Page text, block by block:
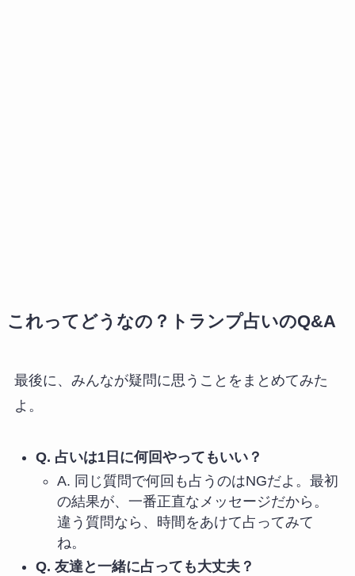
これってどうなの？トランプ占いのQ&A
最後に、みんなが疑問に思うことをまとめてみた
よ。
Q. 占いは1日に何回やってもいい？
A. 同じ質問で何回も占うのはNGだよ。最初
の結果が、一番正直なメッセージだから。
違う質問なら、時間をあけて占ってみて
ね。
Q. 友達と一緒に占っても大丈夫？